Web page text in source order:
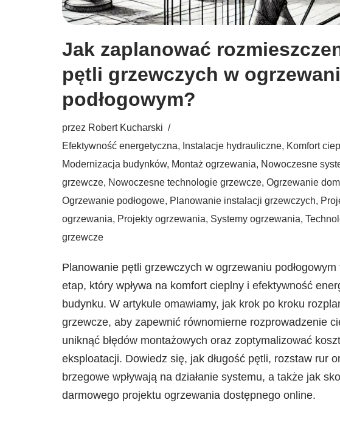
Jak zaplanować
pętli grzewczych w
podłogowym?
przez Robert Kucharski
Efektywność energetyczna, Instalacje hydrauliczne, Komfort
Modernizacja budynków, Montaż ogrzewania, Nowoczesne
grzewcze, Nowoczesne technologie grzewcze, Ogrzewanie
Ogrzewanie podłogowe, Planowanie instalacji grzewczych,
ogrzewania, Projekty ogrzewania, Systemy ogrzewania,
grzewcze
Planowanie pętli grzewczych w ogrzewaniu
etap, który wpływa na komfort cieplny i efektywność
budynku. W artykule omawiamy, jak krok po kroku
grzewcze, aby zapewnić równomierne rozprowadzenie
uniknąć błędów montażowych oraz zoptymalizować
eksploatacji. Dowiedz się, jak długość pętli, rozstaw rur
brzegowe wpływają na działanie systemu, a także jak
darmowego projektu ogrzewania dostępnego online.